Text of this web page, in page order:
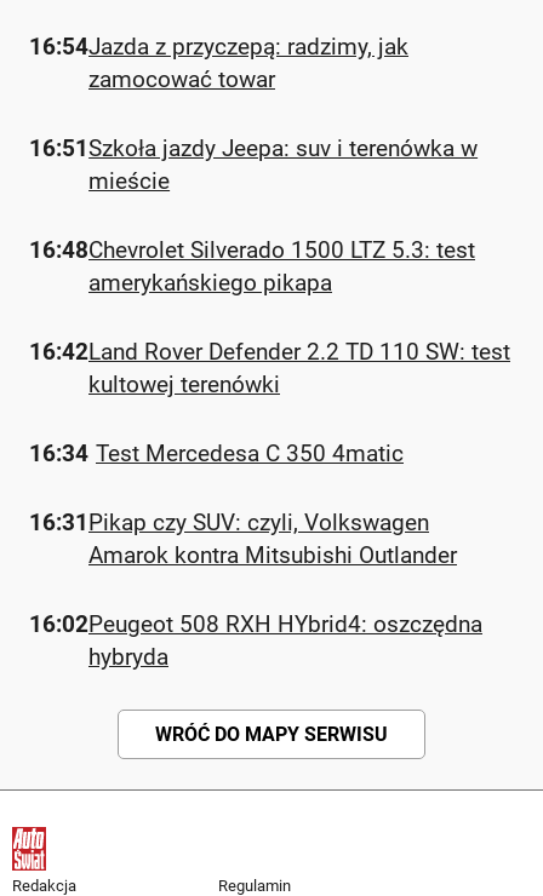
16:54Jazda z przyczepą: radzimy, jak
zamocować towar
16:51Szkoła jazdy Jeepa: suv i terenówka w
mieście
16:48Chevrolet Silverado 1500 LTZ 5.3: test
amerykańskiego pikapa
16:42Land Rover Defender 2.2 TD 110 SW: test
kultowej terenówki
16:34 Test Mercedesa C 350 4matic
16:31Pikap czy SUV: czyli, Volkswagen
Amarok kontra Mitsubishi Outlander
16:02Peugeot 508 RXH HYbrid4: oszczędna
hybryda
WRÓĆ DO MAPY SERWISU
Redakcja
Regulamin